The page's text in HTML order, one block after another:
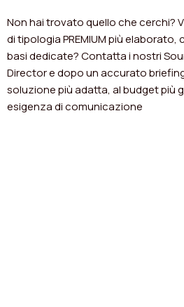
Non hai trovato quello che cerchi?
di tipologia PREMIUM più
basi dedicate? Contatta i nostri
Director e dopo un accurato
soluzione più adatta, al budget più
esigenza di comunicazione